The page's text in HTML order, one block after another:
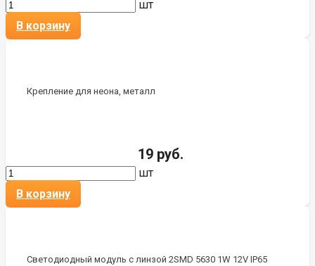
шт
В корзину
Крепление для неона, металл
19 руб.
шт
В корзину
Светодиодный модуль с линзой 2SMD 5630 1W 12V IP65